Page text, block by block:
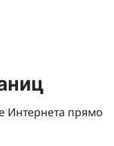
Интернета прямо